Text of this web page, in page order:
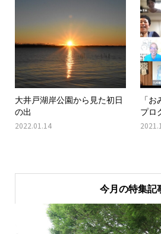
大井戸湖岸公園から見た初日
の出
2022.01.14
「
プロ
今月の特集記